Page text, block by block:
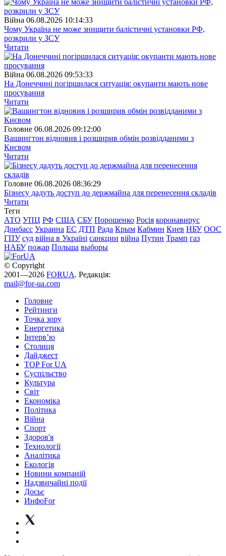
Війна 06.08.2026 10:14:33
Чому Україна не може знищити балістичні установки РФ,
розкрили у ЗСУ
Читати
Війна 06.08.2026 09:53:33
На Донеччині погіршилася ситуація: окупанти мають нове
просування
Читати
Головне 06.08.2026 09:12:00
Вашингтон відновив і розширив обмін розвідданими з
Києвом
Читати
Головне 06.08.2026 08:36:29
Бізнесу дадуть доступ до держмайна для перенесення складів
Читати
Теги
АТО УПЦ РФ США СБУ Порошенко Росія коронавирус
Донбасс Украина ЕС ДТП Рада Крым Кабмин Киев НБУ ООС
ГПУ суд війна в Україні санкции війна Путин Трамп газ
НАБУ пожар Польша выборы
© Copyright
2001—2026 FORUA. Редакція:
mail@for-ua.com
Головне
Рейтинги
Точка зору
Енергетика
Інтерв’ю
Столиця
Дайджест
TOP For UA
Суспiльство
Культура
Світ
Економіка
Політика
Війна
Спорт
Здоров'я
Технології
Аналітика
Екологія
Новини компаній
Надзвичайні події
Досьє
ИнфоFor